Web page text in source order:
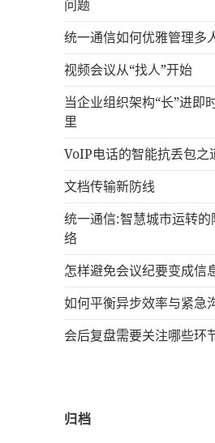
问题
统一通信如何优雅管理多
视频会议从“找人”开始
当企业组织架构“长”进即
里
VoIP电话的智能抗丢包之
文档传输新防线
统一通信:智慧城市运转的
络
怎样避免会议纪要变成信
如何平衡异步效率与紧急
会后复盘需要关注哪些环
归档